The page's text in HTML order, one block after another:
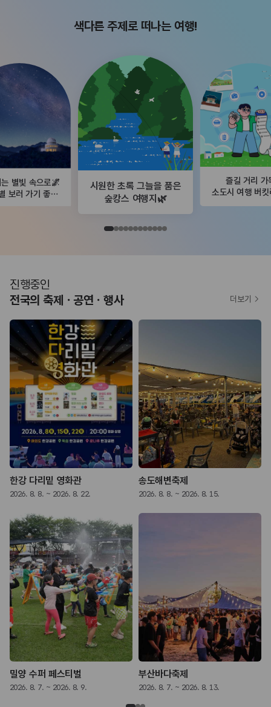
색다른 주제로 떠나는 여행!
별빛 속으로🌌
보러 가기 좋은
시원한 초록 그늘을 품은
숲캉스 여행지🌿
즐길 거리 가
소도시 여행 버킷
진행중인
전국의 축제ㆍ공연ㆍ행사
한강 다리밑 영화관
2026. 8. 8. ~ 2026. 8. 22.
송도해변축제
2026. 8. 8. ~ 2026. 8. 15.
밀양 수퍼 페스티벌
2026. 8. 7. ~ 2026. 8. 9.
부산바다축제
2026. 8. 7. ~ 2026. 8. 13.
더보기